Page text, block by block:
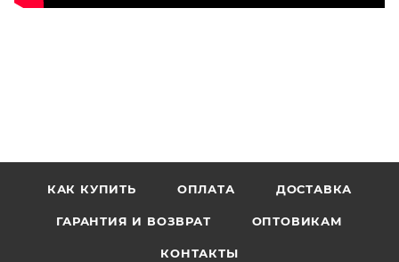
КАК КУПИТЬ ОПЛАТА ДОСТАВКА
ГАРАНТИЯ И ВОЗВРАТ ОПТОВИКАМ
КОНТАКТЫ